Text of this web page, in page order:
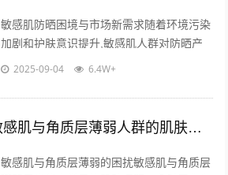
敏感肌防晒困境与市场新需求随着环境污染
加剧和护肤意识提升,敏感肌人群对防晒产
品的安全性需求持续攀升，据统计，全球约
2025-09-04 6.4W+
白细胞提取物，敏感肌与角质层薄弱人群的肌肤修复新选择
敏感肌与角质层薄弱的困扰敏感肌与角质层